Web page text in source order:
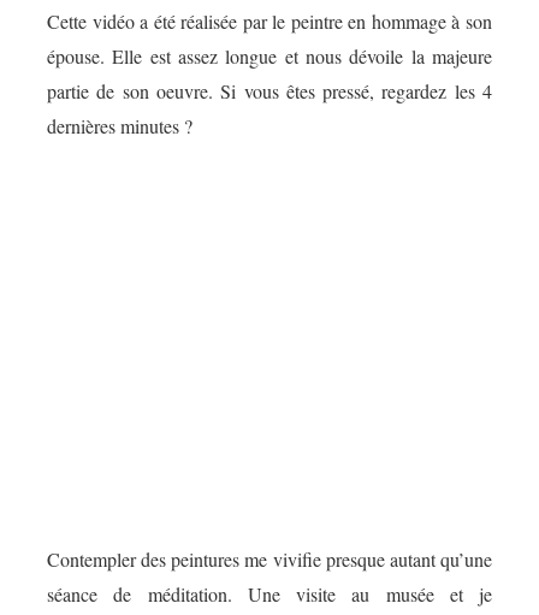
Cette vidéo a été réalisée par le peintre en hommage à son
épouse. Elle est assez longue et nous dévoile la majeure
partie de son oeuvre. Si vous êtes pressé, regardez les 4
dernières minutes ?
Contempler des peintures me vivifie presque autant qu’une
séance de méditation. Une visite au musée et je